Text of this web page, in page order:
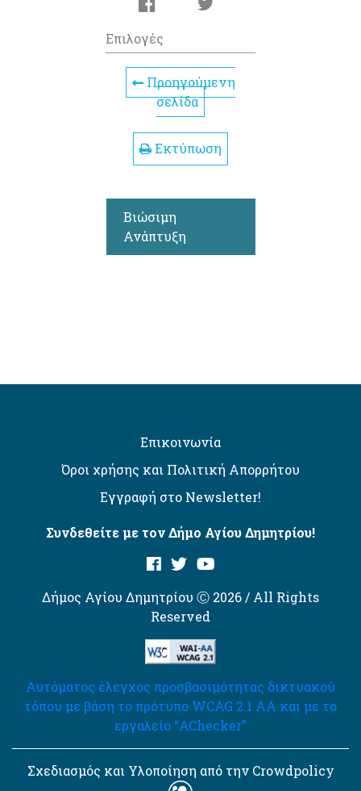
Επιλογές
Προηγούμενη
σελίδα
Εκτύπωση
Βιώσιμη
Ανάπτυξη
Επικοινωνία
Όροι χρήσης και Πολιτική Απορρήτου
Εγγραφή στο Newsletter!
Συνδεθείτε με τον Δήμο Αγίου Δημητρίου!
Δήμος Αγίου Δημητρίου Ⓒ 2026 / All Rights
Reserved
Αυτόματος έλεγχος προσβασιμότητας δικτυακού
τόπου με βάση το πρότυπο WCAG 2.1 AA και με το
εργαλείο “AChecker”
Σχεδιασμός και Υλοποίηση από την Crowdpolicy